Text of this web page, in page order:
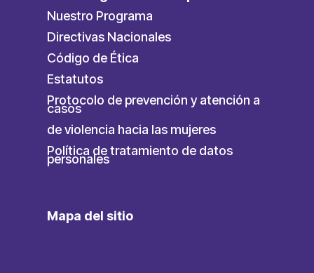
Nuestro Programa
Directivas Nacionales
Código de Ética
Estatutos
Protocolo de prevención y atención a
casos
de violencia hacia las mujeres
Política de tratamiento de datos
personales
Mapa del sitio